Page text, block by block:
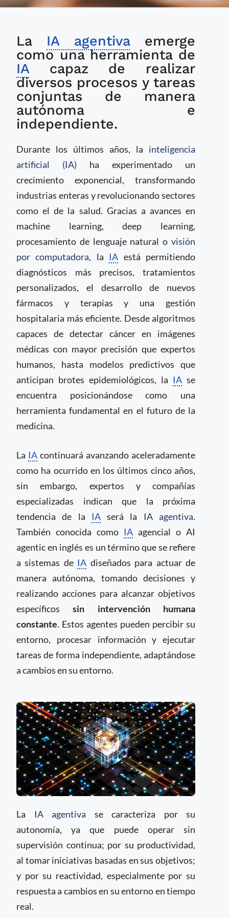
la próxima tendencia
en Salud Digital
La IA agentivaemerge
como una herramienta de
IAcapaz de realizar
diversos procesos y tareas
conjuntas de manera
autónoma e
independiente.
Durante los últimos años, la inteligencia
artificial (IA) ha experimentado un
crecimiento exponencial, transformando
industrias enteras y revolucionando sectores
como el de la salud. Gracias a avances en
machine learning, deep learning,
procesamiento de lenguaje natural o visión
por computadora, la IA está permitiendo
diagnósticos más precisos, tratamientos
personalizados, el desarrollo de nuevos
fármacos y terapias y una gestión
hospitalaria más eficiente. Desde algoritmos
capaces de detectar cáncer en imágenes
médicas con mayor precisión que expertos
humanos, hasta modelos predictivos que
anticipan brotes epidemiológicos, la IA se
encuentra posicionándose como una
herramienta fundamental en el futuro de la
medicina.
La IA continuará avanzando aceleradamente
como ha ocurrido en los últimos cinco años,
sin embargo, expertos y compañías
especializadas indican que la próxima
tendencia de la IAserá la IA agentiva.
También conocida como IA agencial o AI
agentic en inglés es un término que se refiere
a sistemas de IA diseñados para actuar de
manera autónoma, tomando decisiones y
realizando acciones para alcanzar objetivos
específicossin intervención humana
constante. Estos agentes pueden percibir su
entorno, procesar información y ejecutar
tareas de forma independiente, adaptándose
a cambios en su entorno.
La IA agentiva se caracteriza por su
autonomía, ya que puede operar sin
supervisión continua; por su productividad,
al tomar iniciativas basadas en sus objetivos;
y por su reactividad, especialmente por su
respuesta a cambios en su entorno en tiempo
real.